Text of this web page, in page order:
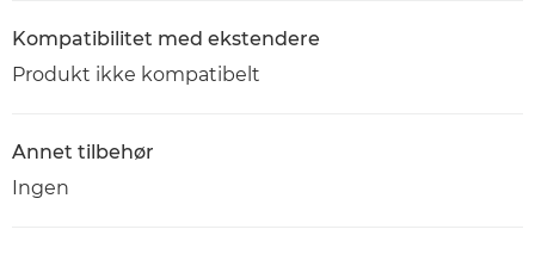
Kompatibilitet med ekstendere
Produkt ikke kompatibelt
Annet tilbehør
Ingen